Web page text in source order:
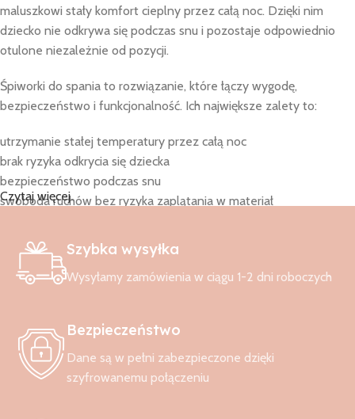
maluszkowi stały komfort cieplny przez całą noc. Dzięki nim
dziecko nie odkrywa się podczas snu i pozostaje odpowiednio
otulone niezależnie od pozycji.
Śpiworki do spania to rozwiązanie, które łączy wygodę,
bezpieczeństwo i funkcjonalność. Ich największe zalety to:
utrzymanie stałej temperatury przez całą noc
brak ryzyka odkrycia się dziecka
bezpieczeństwo podczas snu
swoboda ruchów bez ryzyka zaplątania w materiał
Śpiworki do spania mogą być używane już od pierwszych dni
życia dziecka. Zapewniają poczucie bezpieczeństwa i otulenia,
jednocześnie nie ograniczając ruchów. To rozwiązanie, które
Wybierz śpiworek do spania
dopasowany do potrzeb Twojego
Czytaj więcej
Szybka wysyłka
Wysyłamy zamówienia w ciągu 1-2 dni roboczych
Bezpieczeństwo
Dane są w pełni zabezpieczone dzięki
szyfrowanemu połączeniu